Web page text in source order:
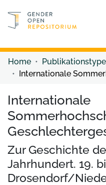
Discover content
Home
Internationale
Zur Geschichte
Jahrhundert. 19.
Drosendorf/